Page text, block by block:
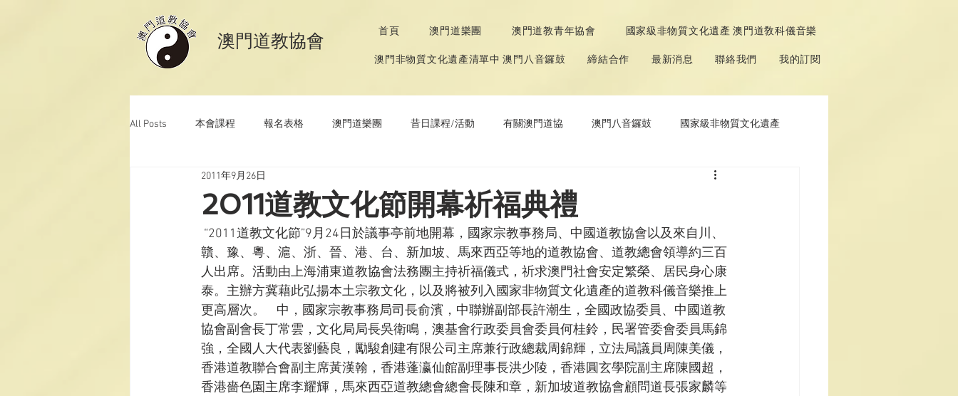
​澳門道教協會 首頁 澳門道樂團 澳門道教青年協會 國家級非物質文化遺產 澳門道敎科儀音樂
澳門非物質文化遺產清單中 澳門八音鑼鼓 締結合作 最新消息 聯絡我們 我的訂閱
All Posts 本會課程 報名表格 澳門道樂團 昔日課程/活動 有關澳門道協 澳門八音鑼鼓 國家級非物質文化遺產
澳門道教科儀音樂
2011道教文化節開幕祈福典禮
2011年9月26日
“2011道教文化節”9月24日於議事亭前地開幕，國家宗教事務局、中國道教協會以及來自川、
贛、豫、粵、滬、浙、晉、港、台、新加坡、馬來西亞等地的道教協會、道教總會領導約三百
人出席。活動由上海浦東道教協會法務團主持祈福儀式，祈求澳門社會安定繁榮、居民身心康
泰。主辦方冀藉此弘揚本土宗教文化，以及將被列入國家非物質文化遺產的道教科儀音樂推上
更高層次。    中，國家宗教事務局司長俞濱，中聯辦副部長許潮生，全國政協委員、中國道教
協會副會長丁常雲，文化局局長吳衛鳴，澳基會行政委員會委員何桂鈴，民署管委會委員馬錦
強，全國人大代表劉藝良，勵駿創建有限公司主席兼行政總裁周錦輝，立法局議員周陳美儀，
香港道教聯合會副主席黃漢翰，香港蓬瀛仙館副理事長洪少陵，香港圓玄學院副主席陳國超，
香港嗇色園主席李耀輝，馬來西亞道教總會總會長陳和章，新加坡道教協會顧問道長張家麟等